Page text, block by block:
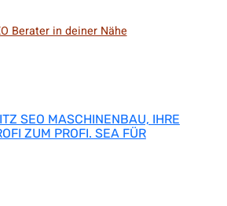
SEO MASCHINENBAU, IHRE
ZUM PROFI. SEA FÜR